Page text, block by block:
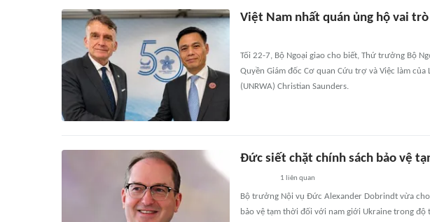
Việt Nam nhất quán ủng hộ vai
Tối 22-7, Bộ Ngoại giao cho biết, Thứ trưởng Bộ
Quyền Giám đốc Cơ quan Cứu trợ và Việc làm
(UNRWA) Christian Saunders.
Đức siết chặt chính sách bảo vệ
1 liên quan
Bộ trưởng Nội vụ Đức Alexander Dobrindt vừa
bảo vệ tạm thời đối với nam giới Ukraine trong